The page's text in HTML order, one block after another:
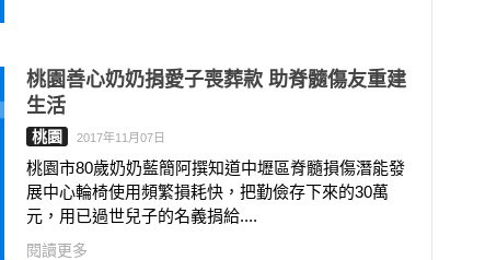
桃園善心奶奶捐愛子喪葬款 助脊髓傷友重建
生活
桃園 2017年11月07日
桃園市80歲奶奶藍簡阿撰知道中壢區脊髓損傷潛能發
展中心輪椅使用頻繁損耗快，把勤儉存下來的30萬
元，用已過世兒子的名義捐給....
閱讀更多